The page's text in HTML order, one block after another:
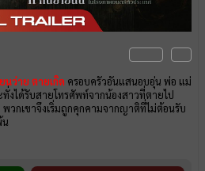
นว่าย ตายเกิด ครอบครัวอันแสนอบอุ่น พ่อ แม่
งได้รับสายโทรศัพท์จากน้องสาวที่ตายไป
วกเขาจึงเริ่มถูกคุกคามจากญาติที่ไม่ต้อนรับ
น